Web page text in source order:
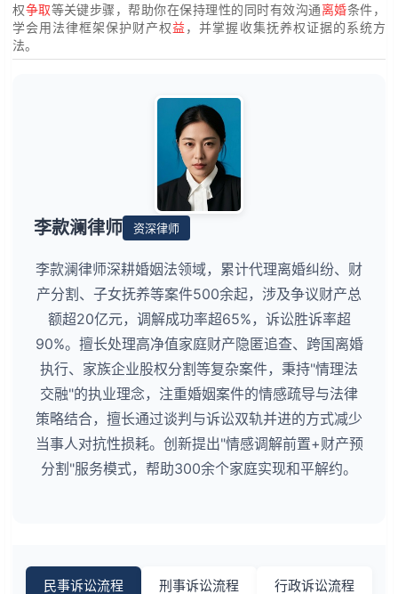
权争取等关键步骤，帮助你在保持理性的同时有效沟通离婚条件，
学会用法律框架保护财产权益 ，并掌握收集抚养权证据的系统方
法。
李款澜律师 资深律师
李款澜律师深耕婚姻法领域，累计代理离婚纠纷、财
产分割、子女抚养等案件500余起，涉及争议财产总
额超20亿元，调解成功率超65%，诉讼胜诉率超
90%。擅长处理高净值家庭财产隐匿追查、跨国离婚
执行、家族企业股权分割等复杂案件，秉持"情理法
交融"的执业理念，注重婚姻案件的情感疏导与法律
策略结合，擅长通过谈判与诉讼双轨并进的方式减少
当事人对抗性损耗。创新提出"情感调解前置+财产预
分割"服务模式，帮助300余个家庭实现和平解约。
民事诉讼流程 刑事诉讼流程 行政诉讼流程